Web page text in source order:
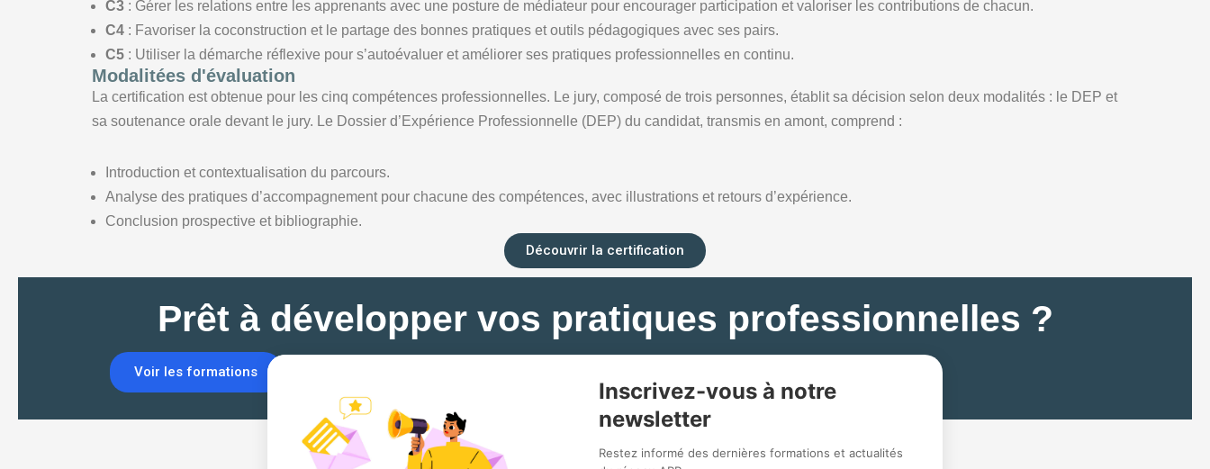
C3 : Gérer les relations entre les apprenants avec une posture de médiateur pour encourager participation et valoriser les contributions de chacun.
C4 : Favoriser la coconstruction et le partage des bonnes pratiques et outils pédagogiques avec ses pairs.
C5 : Utiliser la démarche réflexive pour s’autoévaluer et améliorer ses pratiques professionnelles en continu.
Modalitées d'évaluation
La certification est obtenue pour les cinq compétences professionnelles. Le jury, composé de trois personnes, établit sa décision selon deux modalités : le DEP et
sa soutenance orale devant le jury. Le Dossier d’Expérience Professionnelle (DEP) du candidat, transmis en amont, comprend :
Introduction et contextualisation du parcours.
Analyse des pratiques d’accompagnement pour chacune des compétences, avec illustrations et retours d’expérience.
Conclusion prospective et bibliographie.
Découvrir la certification
Prêt à développer vos pratiques professionnelles ?
Voir les formations
Inscrivez-vous à notre
newsletter
Restez informé des dernières formations et actualités